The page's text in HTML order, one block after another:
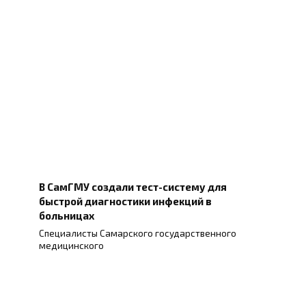
В СамГМУ создали тест-систему для
быстрой диагностики инфекций в
больницах
Специалисты Самарского государственного
медицинского